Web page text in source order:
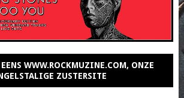
WWW.ROCKMUZINE.COM, ONZE
ZUSTERSITE